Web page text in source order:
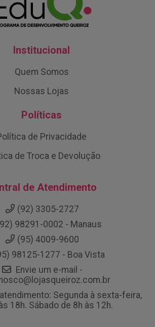
Institucional
Quem Somos
Nossas Lojas
Políticas
de Privacidade
de Troca e Devolução
de Atendimento
(92) 3305-2727
98291-0002 - Manaus
(95) 4009-9600
98125-1277 - Boa Vista
Envie um e-mail -
Segunda à sexta-feira,
18h. Sábado de 8h às 12h.